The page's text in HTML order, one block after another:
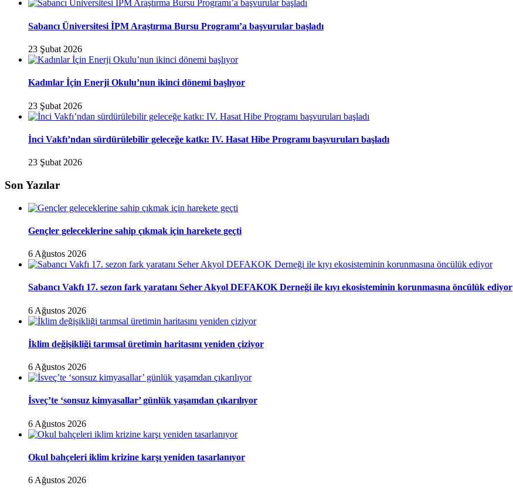
Sabancı Üniversitesi İPM Araştırma Bursu Programı’a başvurular başladı
23 Şubat 2026
Kadınlar İçin Enerji Okulu’nun ikinci dönemi başlıyor
23 Şubat 2026
İnci Vakfı’ndan sürdürülebilir geleceğe katkı: IV. Hasat Hibe Programı başvuruları başladı
23 Şubat 2026
Son Yazılar
Gençler geleceklerine sahip çıkmak için harekete geçti
6 Ağustos 2026
Sabancı Vakfı 17. sezon fark yaratanı Seher Akyol DEFAKOK Derneği ile kıyı ekosisteminin korunmasına öncülük ediyor
6 Ağustos 2026
İklim değişikliği tarımsal üretimin haritasını yeniden çiziyor
6 Ağustos 2026
İsveç’te ‘sonsuz kimyasallar’ günlük yaşamdan çıkarılıyor
6 Ağustos 2026
Okul bahçeleri iklim krizine karşı yeniden tasarlanıyor
6 Ağustos 2026